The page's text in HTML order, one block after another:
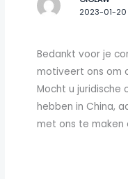
2023-01-20
Bedankt voor je
motiveert ons om
Mocht u juridische
hebben in China,
met ons te maken